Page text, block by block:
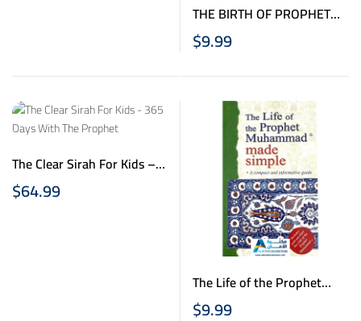
THE BIRTH OF PROPHET
MUHAMMAD BOARD BOOK
$9.99
The Clear Sirah For Kids –
365 Days With The Prophet
| Hardcover
$64.99
The Life of the Prophet
Muhammad Made Simple
$9.99